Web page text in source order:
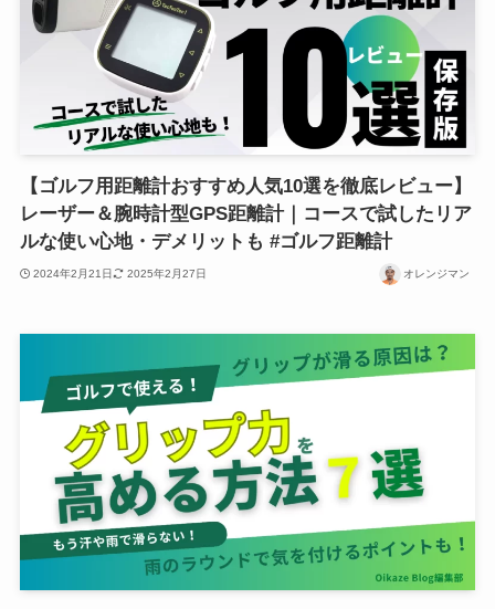
【ゴルフ用距離計おすすめ人気10選を徹底レビュー】
レーザー＆腕時計型GPS距離計｜コースで試したリア
ルな使い心地・デメリットも #ゴルフ距離計
2024年2月21日 2025年2月27日 オレンジマン